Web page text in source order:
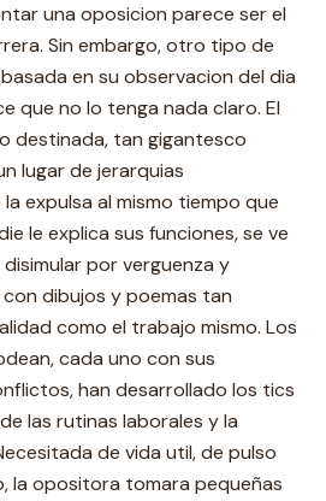
una oposicion parece ser el
Sin embargo, otro tipo de
en su observacion del dia
que no lo tenga nada claro. El
destinada, tan gigantesco
lugar de jerarquias
expulsa al mismo tiempo que
le explica sus funciones, se ve
por verguenza y
dibujos y poemas tan
como el trabajo mismo. Los
cada uno con sus
han desarrollado los tics
las rutinas laborales y la
de vida util, de pulso
la opositora tomara pequeñas